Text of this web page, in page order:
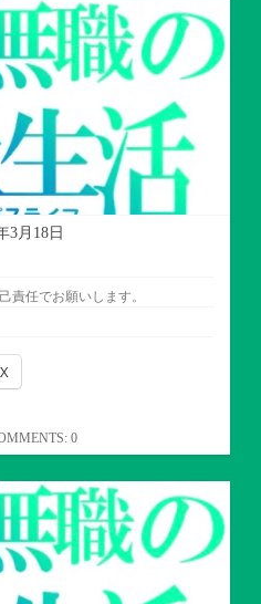
3月18日
責任でお願いします。
X
0